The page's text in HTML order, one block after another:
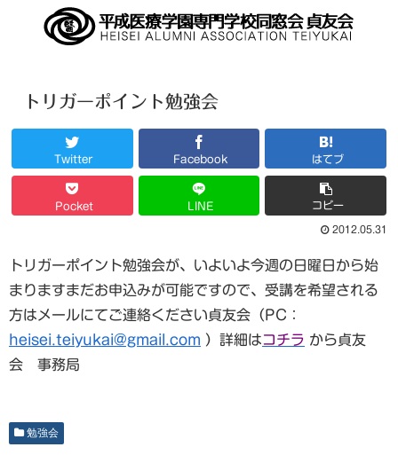
トリガーポイント勉強会
Twitter Facebook はてブ
Pocket LINE コピー
2012.05.31
トリガーポイント勉強会が、いよいよ今週の日曜日から始
まりますまだお申込みが可能ですので、受講を希望される
方はメールにてご連絡ください貞友会（PC：
heisei.teiyukai@gmail.com ）詳細はコチラ から貞友
会 事務局
勉強会